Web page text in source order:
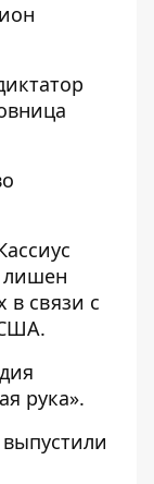
лишен
в связи с
рука».